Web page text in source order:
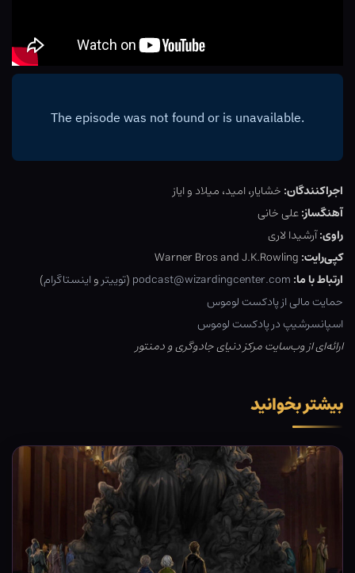
اجراکنندگان: خشایار، امید، میلاد و ایاز
آهنگساز:علی خانی
راوی:آرشیدا لاری
کپی‌رایت: Warner Bros and J.K.Rowling
ارتباط با ما: podcast@wizardingcenter.com
(توییترواینستاگرام)
حمایت مالی از پادکست لوموس
اسپانسرشیپ در پادکست لوموس
ارائه‌ای از وب‌سایت مرکز دنیای جادوگری و دمنتور
بیشتر بخوانید